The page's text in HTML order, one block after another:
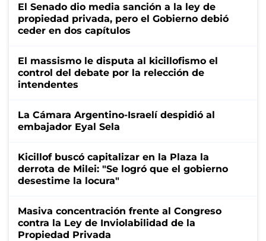
El Senado dio media sanción a la ley de
propiedad privada, pero el Gobierno debió
ceder en dos capítulos
El massismo le disputa al kicillofismo el
control del debate por la relección de
intendentes
La Cámara Argentino-Israelí despidió al
embajador Eyal Sela
Kicillof buscó capitalizar en la Plaza la
derrota de Milei: "Se logró que el gobierno
desestime la locura"
Masiva concentración frente al Congreso
contra la Ley de Inviolabilidad de la
Propiedad Privada